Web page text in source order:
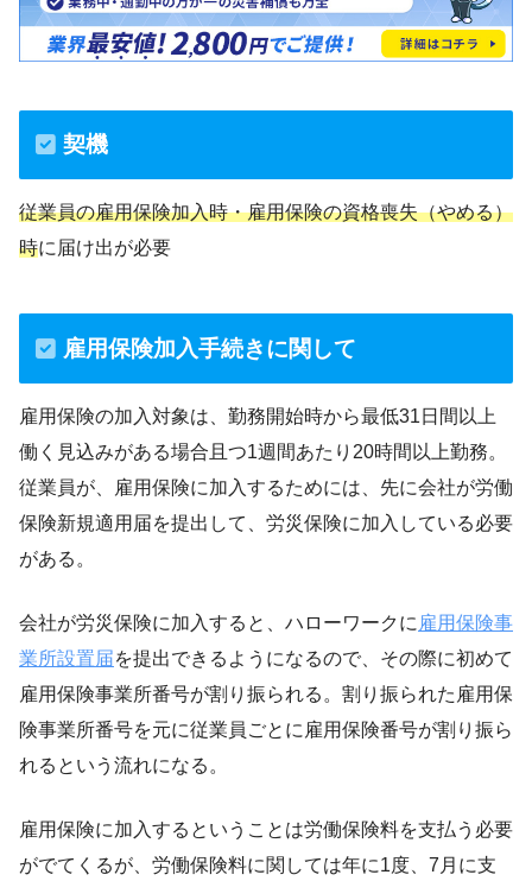
契機
従業員の雇用保険加入時・雇用保険の資格喪失（やめる）
時に届け出が必要
雇用保険加入手続きに関して
雇用保険の加入対象は、勤務開始時から最低31日間以上
働く見込みがある場合且つ1週間あたり20時間以上勤務。
従業員が、雇用保険に加入するためには、先に会社が労働
保険新規適用届を提出して、労災保険に加入している必要
がある。
会社が労災保険に加入すると、ハローワークに 雇用保険事
業所設置届を提出できるようになるので、その際に初めて
雇用保険事業所番号が割り振られる。割り振られた雇用保
険事業所番号を元に従業員ごとに雇用保険番号が割り振ら
れるという流れになる。
雇用保険に加入するということは労働保険料を支払う必要
がでてくるが、労働保険料に関しては年に1度、7月に支